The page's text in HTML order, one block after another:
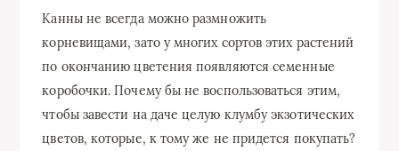
Канны не всегда можно размножить
корневищами, зато у многих сортов этих растений
по окончанию цветения появляются семенные
коробочки. Почему бы не воспользоваться этим,
чтобы завести на даче целую клумбу экзотических
цветов, которые, к тому же не придется покупать?